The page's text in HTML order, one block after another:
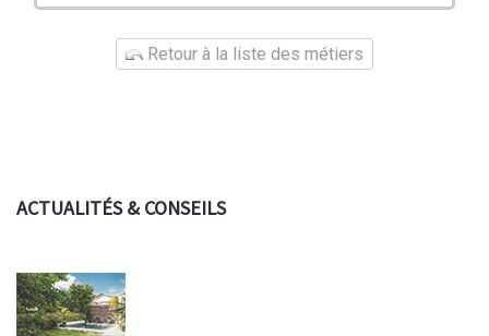
Retour à la liste des métiers
ACTUALITÉS & CONSEILS